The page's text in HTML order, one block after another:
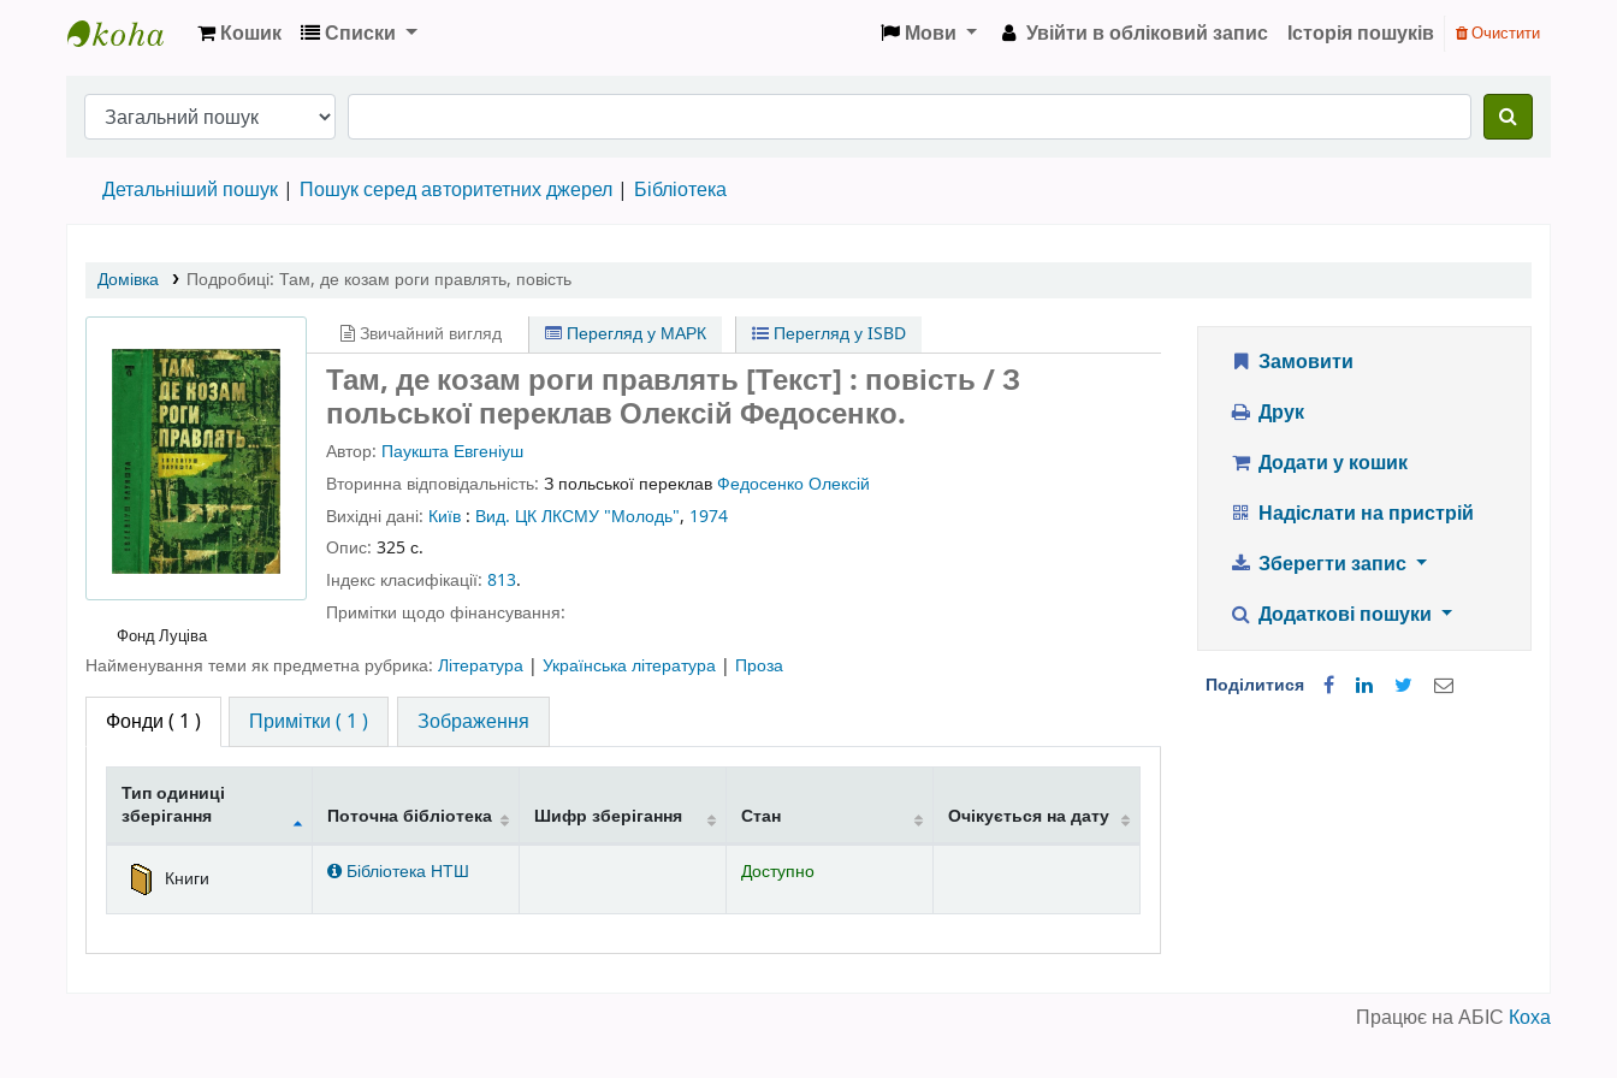
Кошик Списки Мови Увійти в обліковий запис Історія пошуків Очистити
Детальніший пошук Пошук серед авторитетних джерел Бібліотека
Домівка Подробиці: Там, де козам роги правлять, повість
Звичайний вигляд Перегляд у МАРК Перегляд у ISBD
Там, де козам роги правлять [Текст] : повість / З
польської переклав Олексій Федосенко.
Автор: Паукшта Евгеніуш
Вторинна відповідальність: З польської переклавФедосенко Олексій
Вихідні дані: Київ : Вид. ЦК ЛКСМУ "Молодь", 1974
Опис: 325 с.
Індекс класифікації: 813.
Примітки щодо фінансування:
Фонд Луціва
Найменування теми як предметна рубрика: Література | Українська література | Проза
Фонди ( 1 ) Примітки ( 1 ) Зображення
Тип одиниці
зберігання
Поточна бібліотека Шифр зберігання Стан Очікується на дату
Книги Бібліотека НТШ Доступно
Замовити
Друк
Додати у кошик
Надіслати на пристрій
Зберегти запис
Додаткові пошуки
Поділитися
Працює на АБІС Коха